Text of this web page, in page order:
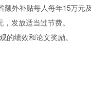
外补贴每人每年15万元
发放适当过节费。
的绩效和论文奖励。